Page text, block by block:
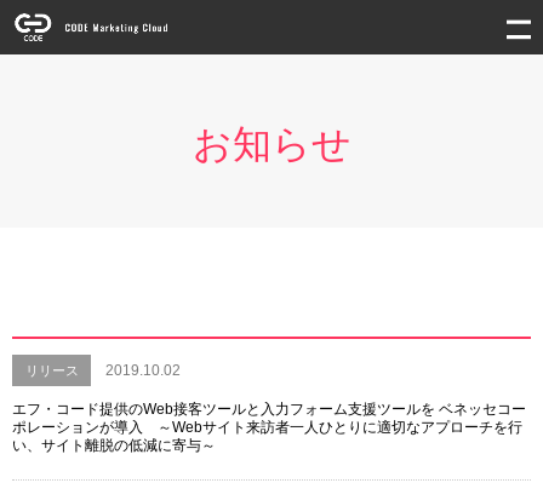
お知らせ
リリース 2019.10.02
エフ・コード提供のWeb接客ツールと入力フォーム支援ツールを ベネッセコー
ポレーションが導入 ～Webサイト来訪者一人ひとりに適切なアプローチを行
い、サイト離脱の低減に寄与～